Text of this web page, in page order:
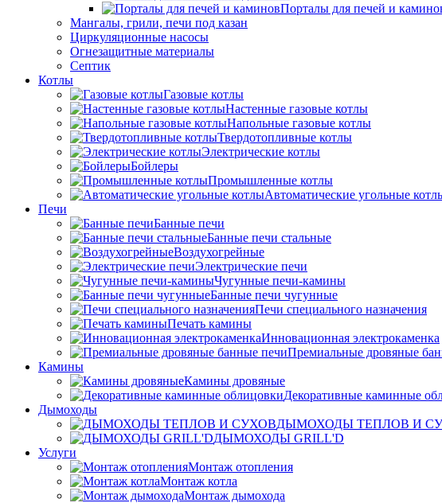
Порталы для печей и
Мангалы, грили, печи под казан
Циркуляционные насосы
Огнезащитные материалы
Септик
Котлы
Газовые котлы
Настенные газовые котлы
Напольные газовые котлы
Твердотопливные котлы
Электрические котлы
Бойлеры
Промышленные котлы
Автоматические угольные
Печи
Банные печи
Банные печи стальные
Воздухогрейные
Электрические печи
Чугунные печи-камины
Банные печи чугунные
Печи специального назначения
Печать камины
Инновационная электрокаменка
Премиальные дровяные
Камины
Камины дровяные
Декоративные каминные
Дымоходы
ДЫМОХОДЫ ТЕПЛОВ И
ДЫМОХОДЫ GRILL'D
Услуги
Монтаж отопления
Монтаж котла
Монтаж дымохода